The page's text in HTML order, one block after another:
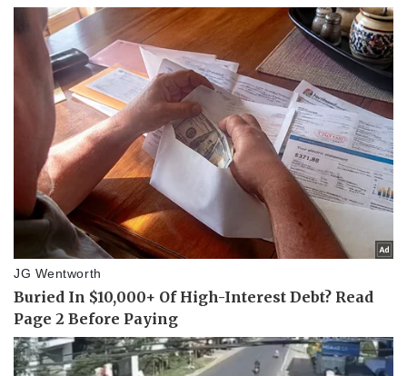
Thế giới thể thao
eSports
Hậu trường
Tư vấn